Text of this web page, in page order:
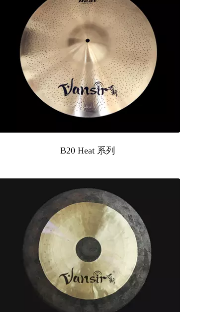
B20 Heat 系列